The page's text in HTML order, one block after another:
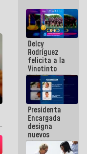
Delcy
Rodríguez
felicita a la
Vinotinto
Sub 20
campeona
frente
México Sub
23 en los
Centroamericanos
Presidenta
Encargada
designa
nuevos
titulares en